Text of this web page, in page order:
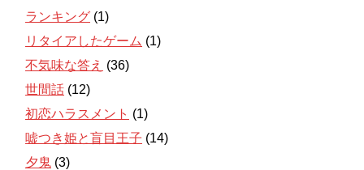
ランキング (1)
リタイアしたゲーム (1)
不気味な答え (36)
世間話 (12)
初恋ハラスメント (1)
嘘つき姫と盲目王子 (14)
夕鬼 (3)